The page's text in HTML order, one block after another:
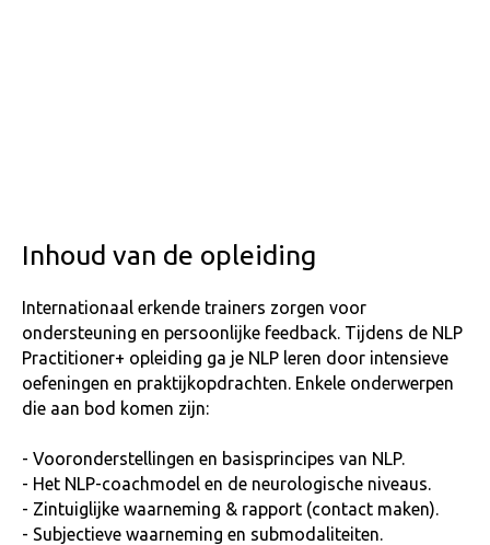
Inhoud van de opleiding
Internationaal erkende trainers zorgen voor
ondersteuning en persoonlijke feedback. Tijdens de NLP
Practitioner+ opleiding ga je NLP leren door intensieve
oefeningen en praktijkopdrachten. Enkele onderwerpen
die aan bod komen zijn:
- Vooronderstellingen en basisprincipes van NLP.
- Het NLP-coachmodel en de neurologische niveaus.
- Zintuiglijke waarneming & rapport (contact maken).
- Subjectieve waarneming en submodaliteiten.